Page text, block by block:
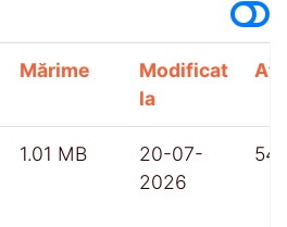
Mărime
Modificat
la
1.01 MB
20-07-
2026
54